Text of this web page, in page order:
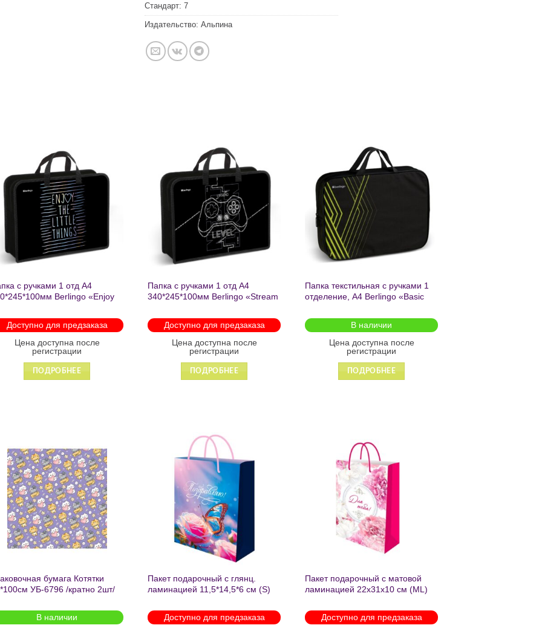
Стандарт: 7
Издательство: Альпина
Добавить
в список
желаний
с ручками 1 отд А4
Berlingo «Enjoy
1215
Доступно для предзаказа
Цена доступна после
регистрации
ПОДРОБНЕЕ
Добавить
в список
Папка с ручками 1 отд А4
340*245*100мм Berlingo «Stream
Доступно для предзаказа
Цена доступна после
регистрации
ПОДРОБНЕЕ
Добавить
Папка текстильная с ручками 1
отделение, А4 Berlingo «Basic
на молнии2601
В наличии
Цена доступна после
регистрации
ПОДРОБНЕЕ
Добавить
в список
желаний
бумага Котятки
УБ-6796 /кратно 2шт/
В наличии
Добавить
Пакет подарочный с глянц.
ламинацией 11,5*14,5*6 см (S)
Доступно для предзаказа
Добавить
Пакет подарочный с матовой
ламинацией 22х31х10 см (ML)
Доступно для предзаказа